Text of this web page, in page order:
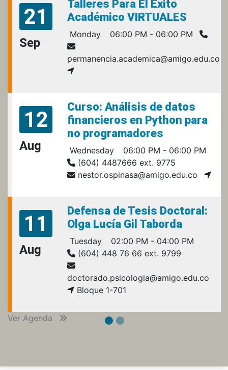
21
Sep
Talleres Para El Éxito
Académico VIRTUALES
Monday 06:00 PM - 06:00 PM
permanencia.academica@amigo.edu.co
12
Aug
Curso: Análisis de datos
financieros en Python para
no programadores
Wednesday
06:00 PM - 06:00 PM
(604) 4487666 ext. 9775
nestor.ospinasa@amigo.edu.co
11
Aug
Defensa de Tesis Doctoral:
Olga Lucía Gil Taborda
Tuesday
02:00 PM - 04:00 PM
(604) 448 76 66 ext. 9799
doctorado.psicologia@amigo.edu.co
Bloque 1-701
Ver Agenda